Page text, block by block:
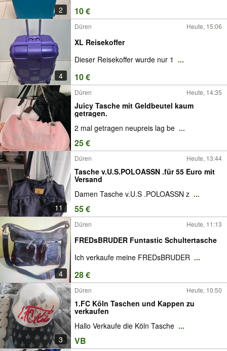
2 10 €
4
Düren Heute, 15:06
XL Reisekoffer
Dieser Reisekoffer wurde nur 1 ...
10 €
Düren Heute, 14:35
Juicy Tasche mit Geldbeutel kaum
getragen.
2 mal getragen neupreis lag be ...
25 €
11
Düren Heute, 13:44
Tasche v.U.S.POLOASSN .für 55 Euro mit
Versand
Damen Tasche v.U.S .POLOASSN z ...
55 €
4
Düren Heute, 11:13
FREDsBRUDER Funtastic Schultertasche
Ich verkaufe meine FREDsBRUDER ...
28 €
3
Düren Heute, 10:50
1.FC Köln Taschen und Kappen zu
verkaufen
Hallo Verkaufe die Köln Tasche ...
VB